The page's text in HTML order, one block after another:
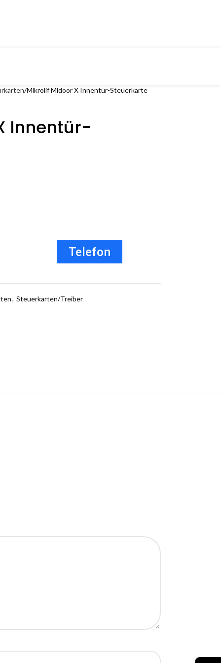
Mikrolif Mldoor X Innentür-Steuerkarte
Innentür-
Telefon
, Steuerkarten/Treiber